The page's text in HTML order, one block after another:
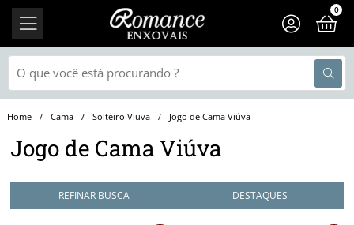
0
Cama Solteiro Viuva Jogo de Cama Viúva
Jogo de Cama Viúva
REFINAR BUSCA